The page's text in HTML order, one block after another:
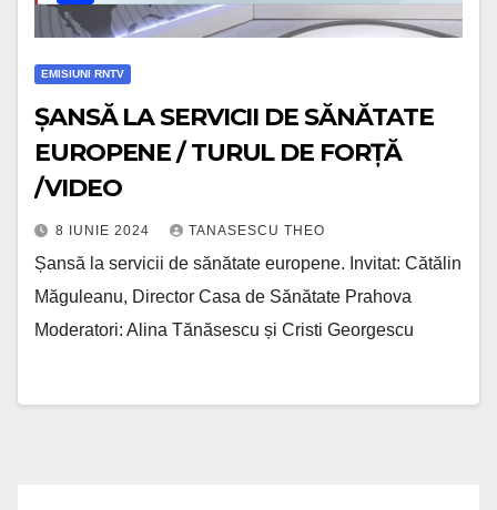
EMISIUNI RNTV
ȘANSĂ LA SERVICII DE SĂNĂTATE
EUROPENE / TURUL DE FORȚĂ
/VIDEO
8 IUNIE 2024 TANASESCU THEO
Șansă la servicii de sănătate europene. Invitat: Cătălin
Măguleanu, Director Casa de Sănătate Prahova
Moderatori: Alina Tănăsescu și Cristi Georgescu